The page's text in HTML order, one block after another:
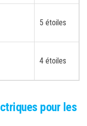
5 étoiles
4 étoiles
pour les